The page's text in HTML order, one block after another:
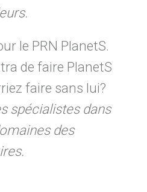
le PRN PlanetS.
de faire PlanetS
faire sans lui?
spécialistes dans
des